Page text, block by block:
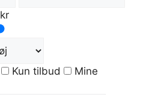
kr
Kun tilbud
Mine